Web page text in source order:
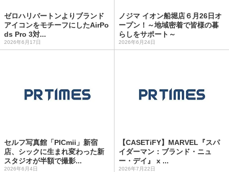
ゼロハリバートンよりブランド
アイコンをモチーフにしたAirPo
ds Pro 3対...
2026年6月17日
ノジマ イオン船堀店６月26日オ
ープン！～地域密着で皆様の暮
らしをサポート～
2026年6月24日
セルフ写真館「PICmii」新宿
店、シックに生まれ変わった新
スタジオが半額で撮影...
2026年6月4日
【CASETiFY】MARVEL『スパ
イダーマン：ブランド・ニュ
ー・デイ』 x ...
2026年7月22日